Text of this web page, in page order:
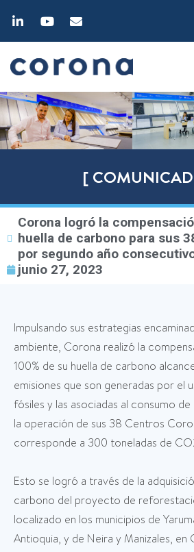
[
Corona logró la
huella de carbono para sus
por segundo año
junio 27, 2023
Impulsando sus estrategias
ambiente, Corona realizó la
100% de su huella de carbono
emisiones que son generadas por el
fósiles y las asociadas al consumo
la operación de sus 38 Centros
corresponde a 300 toneladas de
Esto se logró a través de la
carbono del proyecto de
localizado en los municipios de
Antioquia, y de Neira y Manizales, en